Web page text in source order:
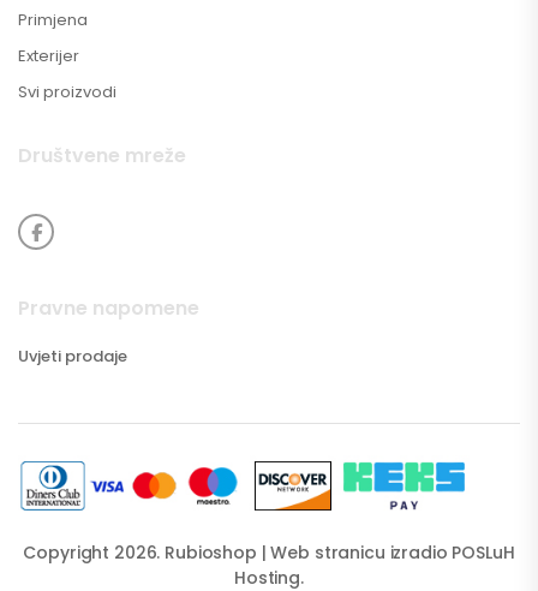
Primjena
Exterijer
Svi proizvodi
Društvene mreže
Pravne napomene
Uvjeti prodaje
Copyright 2026. Rubioshop | Web stranicu izradio POSLuH
Hosting.